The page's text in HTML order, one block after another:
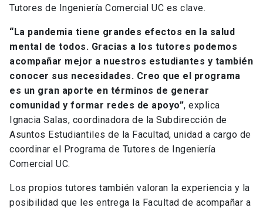
Tutores de Ingeniería Comercial UC es clave.
“La pandemia tiene grandes efectos en la salud
mental de todos. Gracias a los tutores podemos
acompañar mejor a nuestros estudiantes y también
conocer sus necesidades. Creo que el programa
es un gran aporte en términos de generar
comunidad y formar redes de apoyo”, explica
Ignacia Salas, coordinadora de la Subdirección de
Asuntos Estudiantiles de la Facultad, unidad a cargo de
coordinar el Programa de Tutores de Ingeniería
Comercial UC.
Los propios tutores también valoran la experiencia y la
posibilidad que les entrega la Facultad de acompañar a